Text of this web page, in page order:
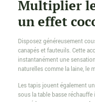
Multiplier
un effet
Disposez généreusement
canapés et fauteuils. Cette
instantanément une
naturelles comme la laine, le
Les tapis jouent également
sous la table basse réchauffe